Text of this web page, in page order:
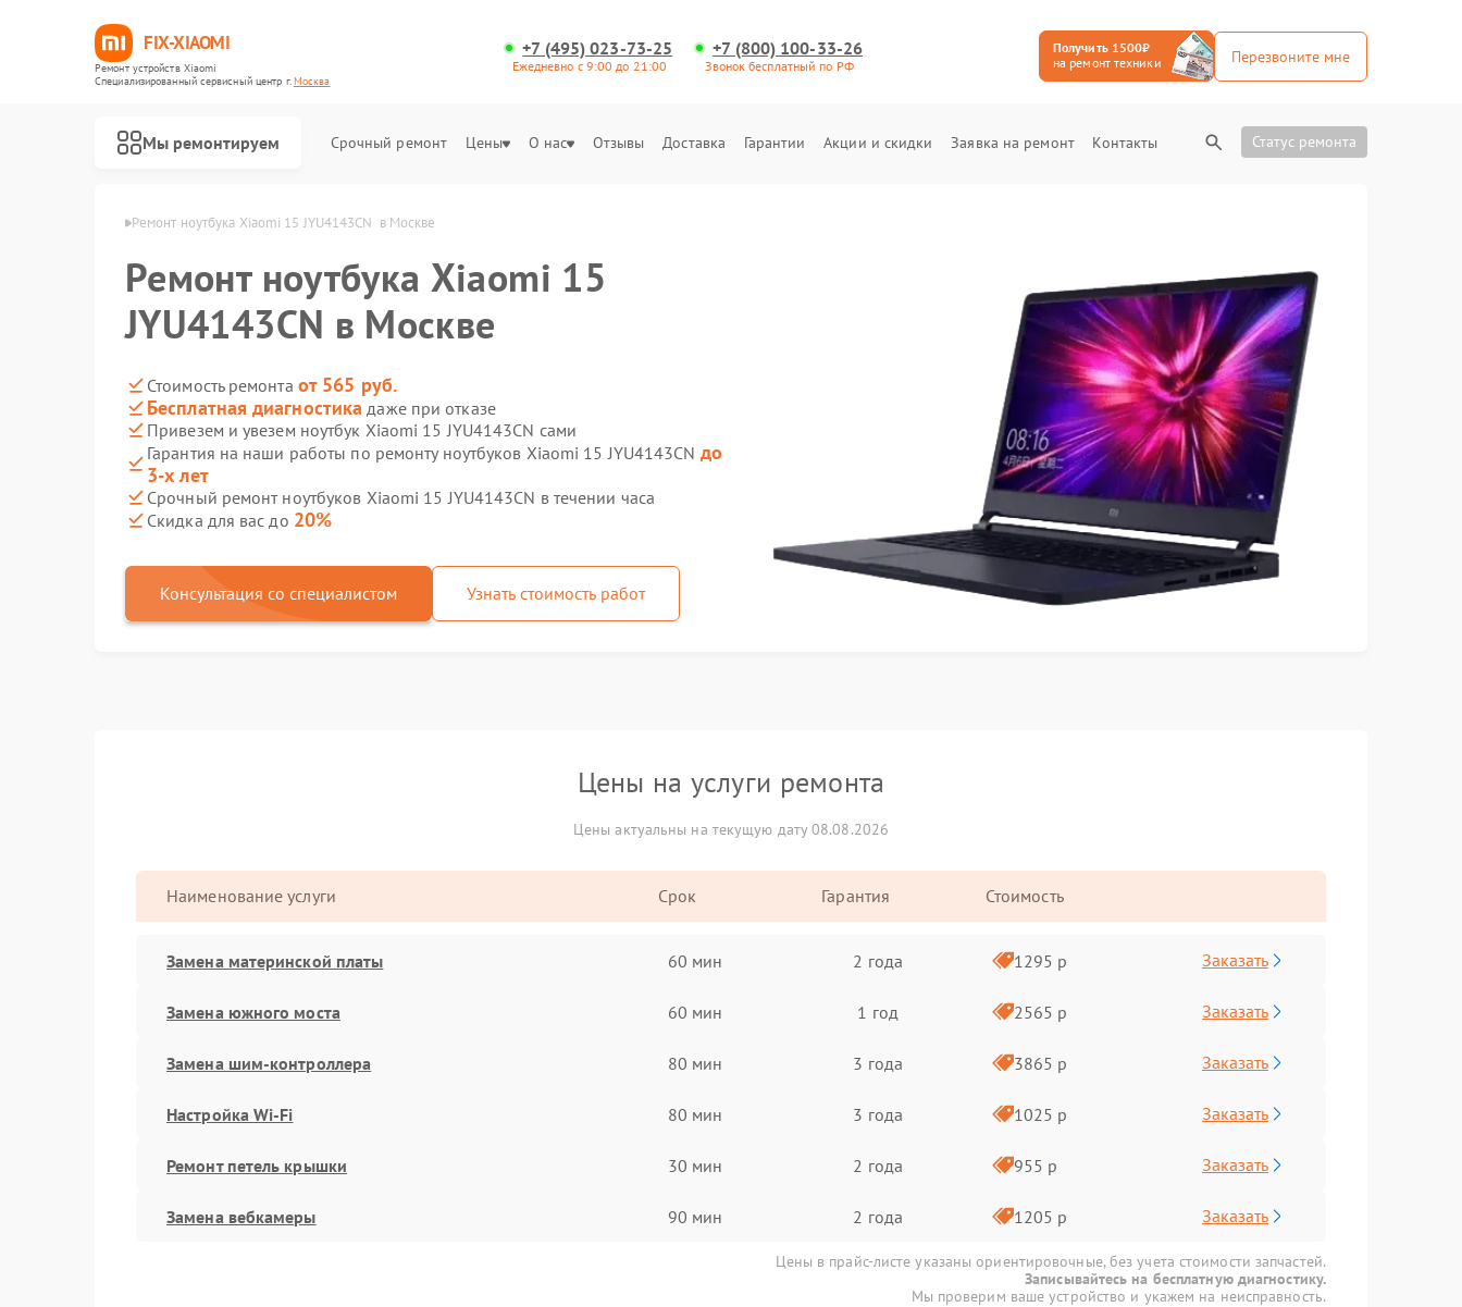
FIX-XIAOMI
Ремонт устройств Xiaomi
Специализированный cервисный центр г.Москва
+7 (495) 023-73-25
Ежедневно с 9:00 до 21:00
+7 (800) 100-33-26
Звонок бесплатный по РФ
Получить 1500₽
на ремонт техники
Перезвоните мне
Мы ремонтируем Срочный ремонт Цены О нас Отзывы Доставка Гарантии Акции и скидки Заявка на ремонт Контакты Статус ремонта
Ремонт ноутбука Xiaomi 15 JYU4143CN  в Москве
Ремонт ноутбука Xiaomi 15
JYU4143CN в Москве
Стоимость ремонта от 565 руб.
Бесплатная диагностика даже при отказе
Привезем и увезем ноутбук Xiaomi 15 JYU4143CN сами
Гарантия на наши работы по ремонту ноутбуков Xiaomi 15 JYU4143CN до
3-х лет
Срочный ремонт ноутбуков Xiaomi 15 JYU4143CN в течении часа
Скидка для вас до 20%
Консультация со специалистом Узнать стоимость работ
Цены на услуги ремонта
Цены актуальны на текущую дату 08.08.2026
Наименование услуги Срок Гарантия Стоимость
Замена материнской платы 60 мин 2 года 1295 р Заказать
Замена южного моста 60 мин 1 год 2565 р Заказать
Замена шим-контроллера 80 мин 3 года 3865 р Заказать
Настройка Wi-Fi 80 мин 3 года 1025 р Заказать
Ремонт петель крышки 30 мин 2 года 955 р Заказать
Замена вебкамеры 90 мин 2 года 1205 р Заказать
Цены в прайс-листе указаны ориентировочные, без учета стоимости запчастей.
Записывайтесь на бесплатную диагностику.
Мы проверим ваше устройство и укажем на неисправность.